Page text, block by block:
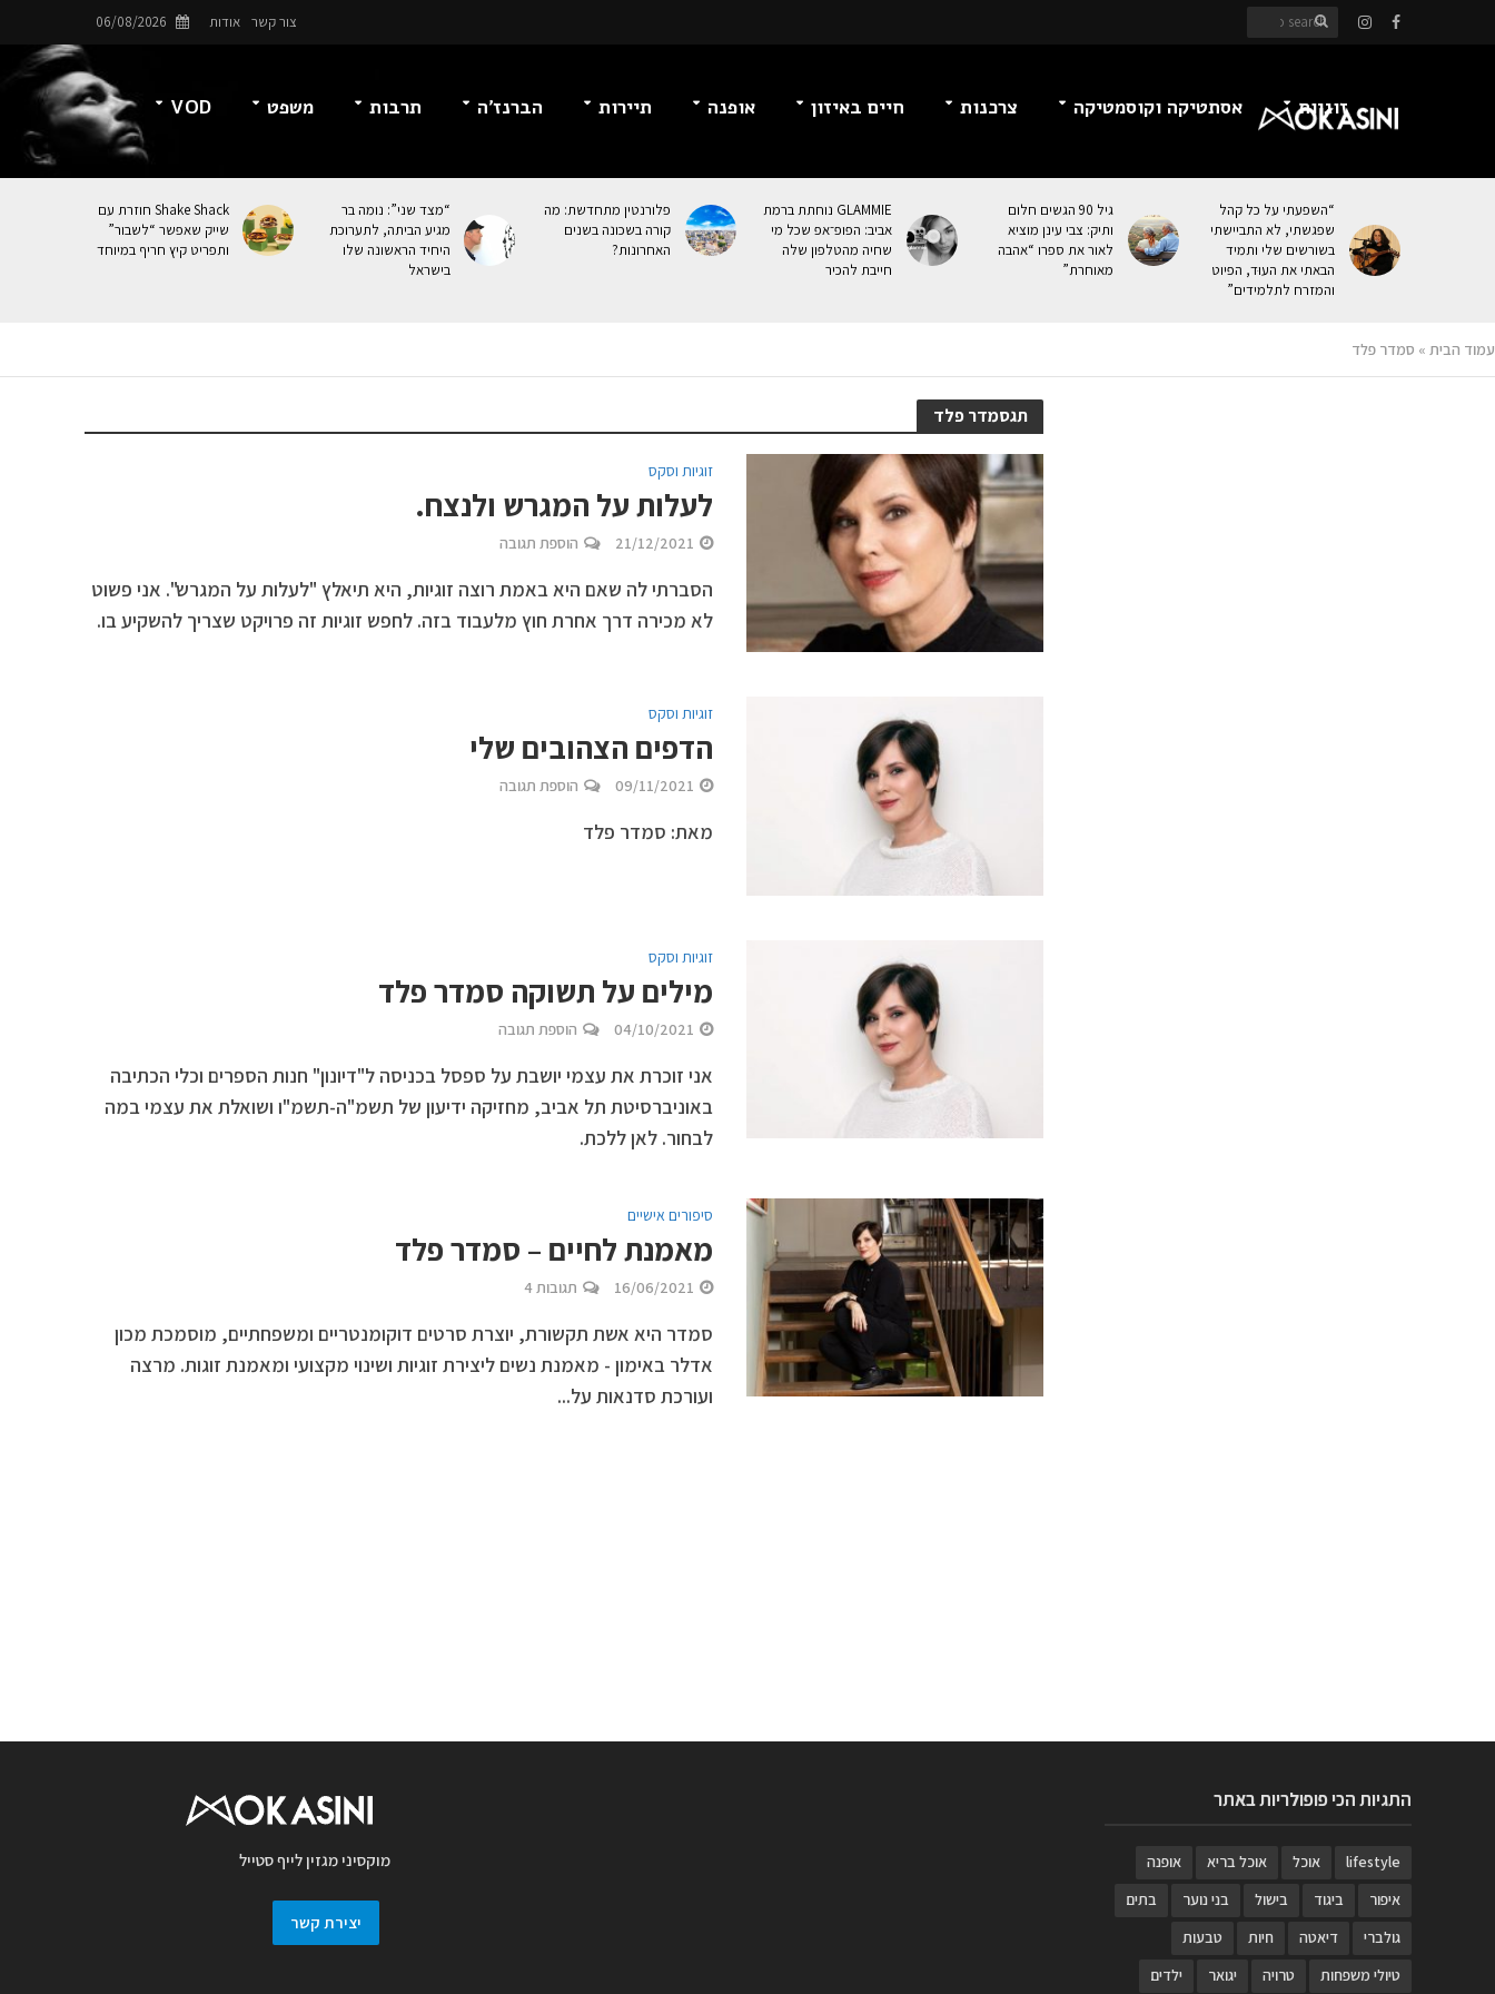
צור קשר אודות 06/08/2026
זוגיות אסתטיקה וקוסמטיקה צרכנות חיים באיזון אופנה תיירות הברנז’ה תרבות משפט VOD
“השפעתי על כל קהל
שפגשתי, לא התביישתי
בשורשים שלי ותמיד
הבאתי את העוּד, הפיוט
והמזרח לתלמידים”
גיל 90 הגשים חלום
ותיק: צבי עינן מוציא
לאור את ספרו “אהבה
מאוחרת”
GLAMMIE נוחתת ברמת
אביב: הפופ־אפ שכל מי
שחיה מהטלפון שלה
חייבת להכיר
פלורנטין מתחדשת: מה
קורה בשכונה בשנים
האחרונות?
“מצד שני”: נומה בר
מגיע הביתה, לתערוכת
היחיד הראשונה שלו
בישראל
Shake Shack חוזרת עם
שייק שאפשר “לשבור”
ותפריט קיץ חריף במיוחד
עמוד הבית » סמדר פלד
תגסמדר פלד
זוגיות וסקס
לעלות על המגרש ולנצח.
21/12/2021 הוספת תגובה
הסברתי לה שאם היא באמת רוצה זוגיות, היא תיאלץ "לעלות על המגרש". אני פשוט
לא מכירה דרך אחרת חוץ מלעבוד בזה. לחפש זוגיות זה פרויקט שצריך להשקיע בו.
זוגיות וסקס
הדפים הצהובים שלי
09/11/2021 הוספת תגובה
מאת: סמדר פלד
זוגיות וסקס
מילים על תשוקה סמדר פלד
04/10/2021 הוספת תגובה
אני זוכרת את עצמי יושבת על ספסל בכניסה ל"דיונון" חנות הספרים וכלי הכתיבה
באוניברסיטת תל אביב, מחזיקה ידיעון של תשמ"ה-תשמ"ו ושואלת את עצמי במה
לבחור. לאן ללכת.
סיפורים אישיים
מאמנת לחיים – סמדר פלד
16/06/2021 תגובות 4
סמדר היא אשת תקשורת, יוצרת סרטים דוקומנטריים ומשפחתיים, מוסמכת מכון
אדלר באימון - מאמנת נשים ליצירת זוגיות ושינוי מקצועי ומאמנת זוגות. מרצה
ועורכת סדנאות על...
מוקסיני מגזין לייף סטייל
יצירת קשר
התגיות הכי פופולריות באתר
lifestyle אוכל אוכל בריא
אופנה
איפור
ביגוד בישול בני נוער
בתים
גולברי
דיאטה חיות
טבעות
טיולי משפחות
טרויה יגואר ילדים